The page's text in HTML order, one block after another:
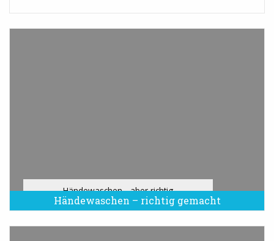
Händewaschen – richtig gemacht
Händewaschen - aber richtig